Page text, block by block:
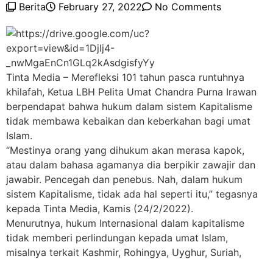
Berita February 27, 2022 No Comments
Tinta Media – Merefleksi 101 tahun pasca runtuhnya
khilafah, Ketua LBH Pelita Umat Chandra Purna Irawan
berpendapat bahwa hukum dalam sistem Kapitalisme
tidak membawa kebaikan dan keberkahan bagi umat
Islam.
“Mestinya orang yang dihukum akan merasa kapok,
atau dalam bahasa agamanya dia berpikir zawajir dan
jawabir. Pencegah dan penebus. Nah, dalam hukum
sistem Kapitalisme, tidak ada hal seperti itu,” tegasnya
kepada Tinta Media, Kamis (24/2/2022).
Menurutnya, hukum Internasional dalam kapitalisme
tidak memberi perlindungan kepada umat Islam,
misalnya terkait Kashmir, Rohingya, Uyghur, Suriah,